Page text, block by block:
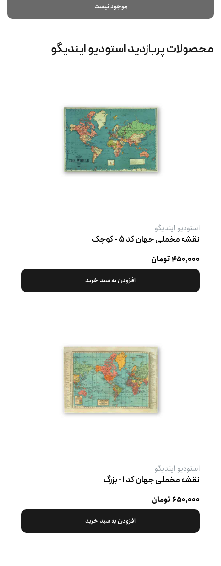
موجود نیست
محصولات پربازدید استودیو ایندیگو
استودیو ایندیگو
نقشه مخملی جهان کد ۵ - کوچک
۴۵۰,۰۰۰ تومان
افزودن به سبد خرید
استودیو ایندیگو
نقشه مخملی جهان کد ۱ - بزرگ
۶۵۰,۰۰۰ تومان
افزودن به سبد خرید